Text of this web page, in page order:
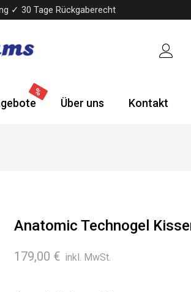
✓ 30 Tage Rückgaberecht
Über uns Kontakt
Anatomic Technogel
179,00 € inkl. MwSt.